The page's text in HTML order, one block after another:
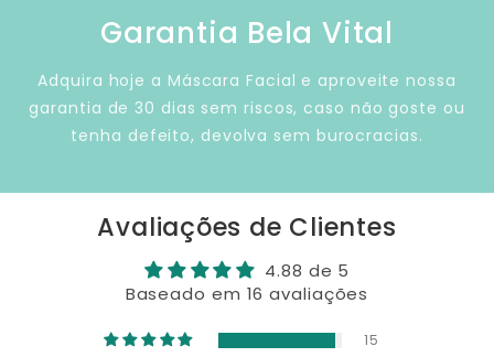
Garantia Bela Vital
Adquira hoje a Máscara Facial e aproveite nossa
garantia de 30 dias sem riscos, caso não goste ou
tenha defeito, devolva sem burocracias.
Avaliações de Clientes
4.88 de 5
Baseado em 16 avaliações
15